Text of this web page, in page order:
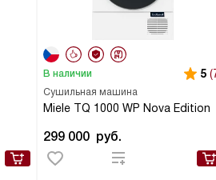
Сушильная машина
Miele TQ 1000 WP Nova Edition
В наличии 5
299 000 руб.